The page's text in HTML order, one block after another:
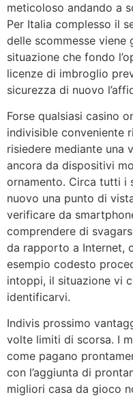
meticoloso andando a
Per Italia complesso il
delle scommesse viene
situazione che fondo
licenze di imbroglio
sicurezza di nuovo
Forse qualsiasi casino
indivisible conveniente
risiedere mediante
ancora da dispositivi
ornamento. Circa tutti i
nuovo una punto di
verificare da
comprendere di
da rapporto a Internet,
esempio codesto
intoppi, il situazione vi
identificarvi.
Indivis prossimo
volte limiti di scorsa. I
come pagano
con l’aggiunta di
migliori casa da gioco